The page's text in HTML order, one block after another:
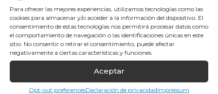
Para ofrecer las mejores experiencias, utilizamos tecnologías como las
cookies para almacenar y/o acceder a la información del dispositivo. El
consentimiento de estas tecnologías nos permitirá procesar datos como
el comportamiento de navegación o las identificaciones únicas en este
sitio. No consentir o retirar el consentimiento, puede afectar
negativamente a ciertas características y funciones.
Aceptar
Opt-out preferencesDeclaración de privacidadImpressum
consciencia, y ese nivel se posiciona (con
SEO, claro), no te va a costar nada (en
sentido figurado y literal), que un usuario
busque y te encuentre. Y si encima, una vez
dentro, puede descargarse contenido
gratuito que sea de valor, maravillas. Habrás
conseguido un email haciendo un estudio de